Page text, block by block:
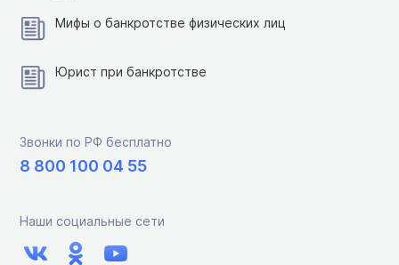
Мифы о банкротстве физических лиц
Юрист при банкротстве
Звонки по РФ бесплатно
8 800 100 04 55
Наши социальные сети